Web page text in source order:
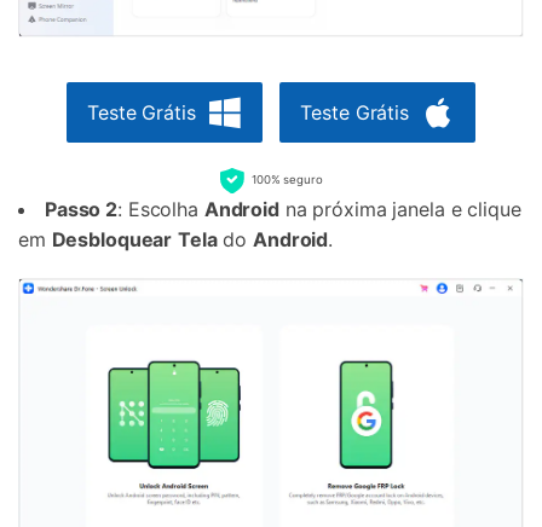
Teste Grátis Teste Grátis
100% seguro
Passo 2: Escolha Android na próxima janela e clique
em Desbloquear TeladoAndroid.